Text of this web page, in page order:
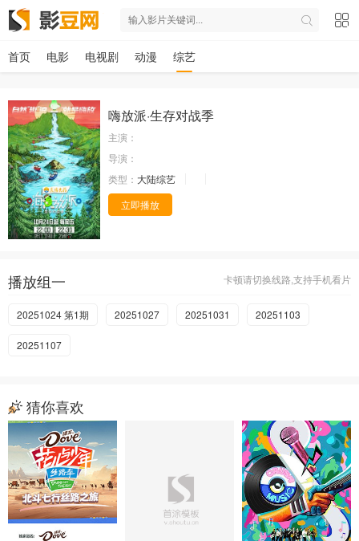
首页 电影 电视剧 动漫 综艺
嗨放派·生存对战季
主演：
导演：
类型： 大陆综艺
立即播放
卡顿请切换线路,支持手机看片
播放组一
20251024 第1期 20251027 20251031 20251103
20251107
猜你喜欢